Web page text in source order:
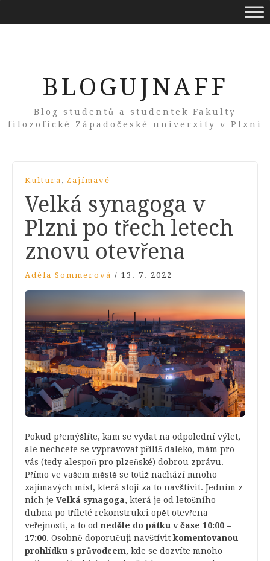
BLOGUJNAFF
Blog studentů a studentek Fakulty
filozofické Západočeské univerzity v Plzni
Kultura , Zajímavé
Velká synagoga v
Plzni po třech letech
znovu otevřena
Adéla Sommerová / 13. 7. 2022
Pokud přemýšlíte, kam se vydat na odpolední výlet,
ale nechcete se vypravovat příliš daleko, mám pro
vás (tedy alespoň pro plzeňské) dobrou zprávu.
Přímo ve vašem městě se totiž nachází mnoho
zajímavých míst, která stojí za to navštívit. Jedním z
nich je Velká synagoga, která je od letošního
dubna po tříleté rekonstrukci opět otevřena
veřejnosti, a to od neděle do pátku v čase 10:00 –
17:00. Osobně doporučuji navštívitkomentovanou
prohlídku s průvodcem, kde se dozvíte mnoho